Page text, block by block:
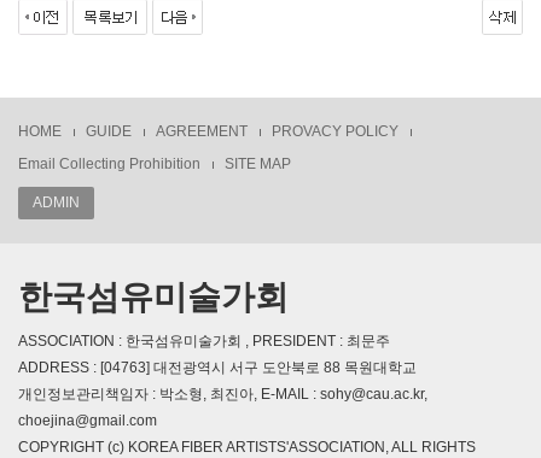
HOME GUIDE AGREEMENT
PROVACY POLICY
Email Collecting Prohibition
SITE MAP
ADMIN
한국섬유미술가회
ASSOCIATION : 한국섬유미술가회 , PRESIDENT : 최문주
ADDRESS : [04763] 대전광역시 서구 도안북로 88 목원대학교
개인정보관리책임자 : 박소형, 최진아, E-MAIL : sohy@cau.ac.kr,
choejina@gmail.com
COPYRIGHT (c) KOREA FIBER ARTISTS'ASSOCIATION, ALL RIGHTS